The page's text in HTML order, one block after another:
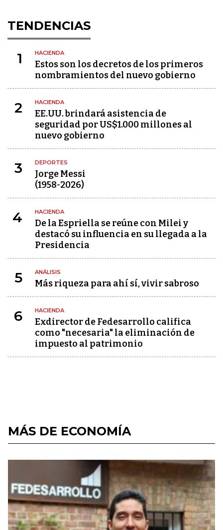
TENDENCIAS
1 HACIENDA
Estos son los decretos de los primeros
nombramientos del nuevo gobierno
2 HACIENDA
EE.UU. brindará asistencia de
seguridad por US$1.000 millones al
nuevo gobierno
3 DEPORTES
Jorge Messi
(1958-2026)
4 HACIENDA
De la Espriella se reúne con Milei y
destacó su influencia en su llegada a la
Presidencia
5 ANÁLISIS
Más riqueza para ahí sí, vivir sabroso
6 HACIENDA
Exdirector de Fedesarrollo califica
como "necesaria" la eliminación de
impuesto al patrimonio
MÁS DE ECONOMÍA